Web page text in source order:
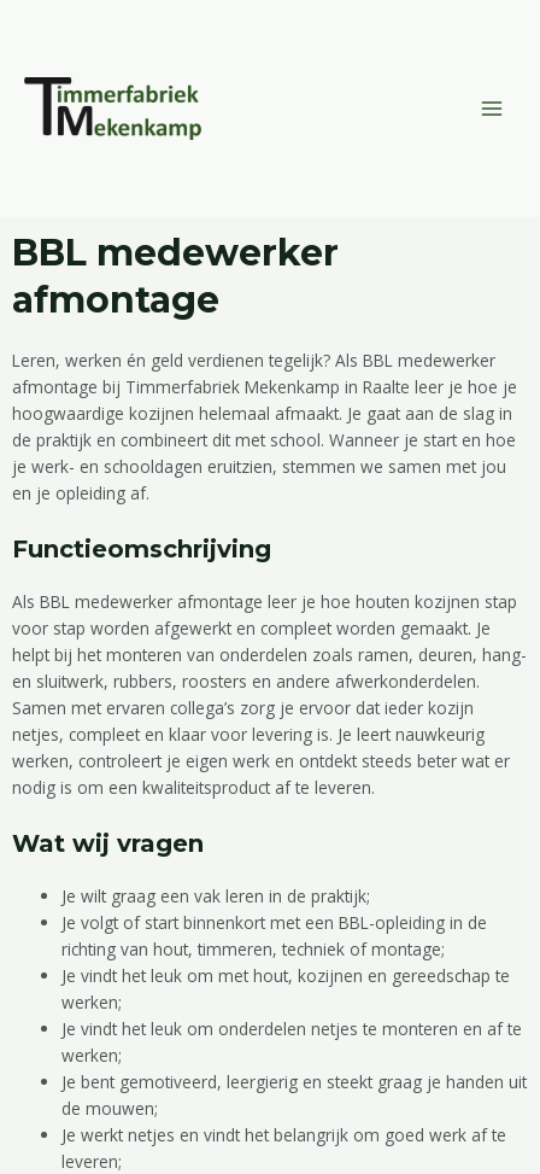
BBL medewerker
afmontage
Leren, werken én geld verdienen tegelijk? Als BBL medewerker
afmontage bij Timmerfabriek Mekenkamp in Raalte leer je hoe je
hoogwaardige kozijnen helemaal afmaakt. Je gaat aan de slag in
de praktijk en combineert dit met school. Wanneer je start en hoe
je werk- en schooldagen eruitzien, stemmen we samen met jou
en je opleiding af.
Functieomschrijving
Als BBL medewerker afmontage leer je hoe houten kozijnen stap
voor stap worden afgewerkt en compleet worden gemaakt. Je
helpt bij het monteren van onderdelen zoals ramen, deuren, hang-
en sluitwerk, rubbers, roosters en andere afwerkonderdelen.
Samen met ervaren collega’s zorg je ervoor dat ieder kozijn
netjes, compleet en klaar voor levering is. Je leert nauwkeurig
werken, controleert je eigen werk en ontdekt steeds beter wat er
nodig is om een kwaliteitsproduct af te leveren.
Wat wij vragen
Je wilt graag een vak leren in de praktijk;
Je volgt of start binnenkort met een BBL-opleiding in de
richting van hout, timmeren, techniek of montage;
Je vindt het leuk om met hout, kozijnen en gereedschap te
werken;
Je vindt het leuk om onderdelen netjes te monteren en af te
werken;
Je bent gemotiveerd, leergierig en steekt graag je handen uit
de mouwen;
Je werkt netjes en vindt het belangrijk om goed werk af te
leveren;